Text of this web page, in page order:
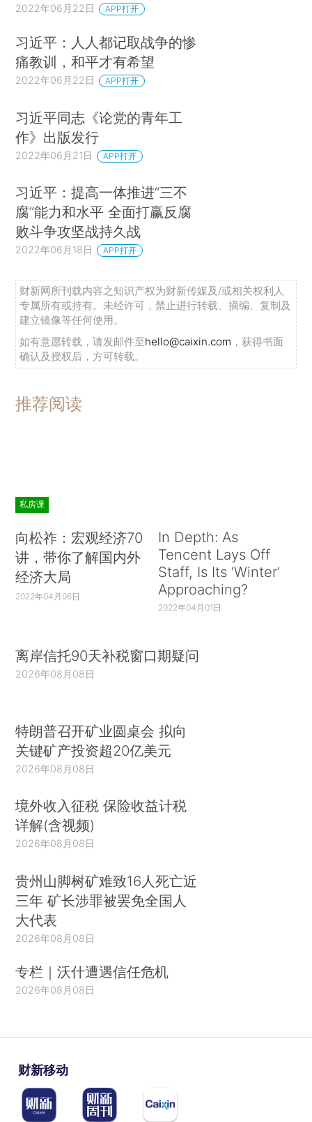
2022年06月22日 APP打开
习近平：人人都记取战争的惨
痛教训，和平才有希望
2022年06月22日 APP打开
习近平同志《论党的青年工
作》出版发行
2022年06月21日 APP打开
习近平：提高一体推进“三不
腐”能力和水平 全面打赢反腐
败斗争攻坚战持久战
2022年06月18日 APP打开
财新网所刊载内容之知识产权为财新传媒及/或相关权利人
专属所有或持有。未经许可，禁止进行转载、摘编、复制及
建立镜像等任何使用。
如有意愿转载，请发邮件至hello@caixin.com ，获得书面
确认及授权后，方可转载。
推荐阅读
私房课
向松祚：宏观经济70
讲，带你了解国内外
经济大局
2022年04月06日
In Depth: As
Tencent Lays Off
Staff, Is Its ‘Winter’
Approaching?
2022年04月01日
离岸信托90天补税窗口期疑问
2026年08月08日
特朗普召开矿业圆桌会 拟向
关键矿产投资超20亿美元
2026年08月08日
境外收入征税 保险收益计税
详解(含视频)
2026年08月08日
贵州山脚树矿难致16人死亡近
三年 矿长涉罪被罢免全国人
大代表
2026年08月08日
专栏｜沃什遭遇信任危机
2026年08月08日
财新移动